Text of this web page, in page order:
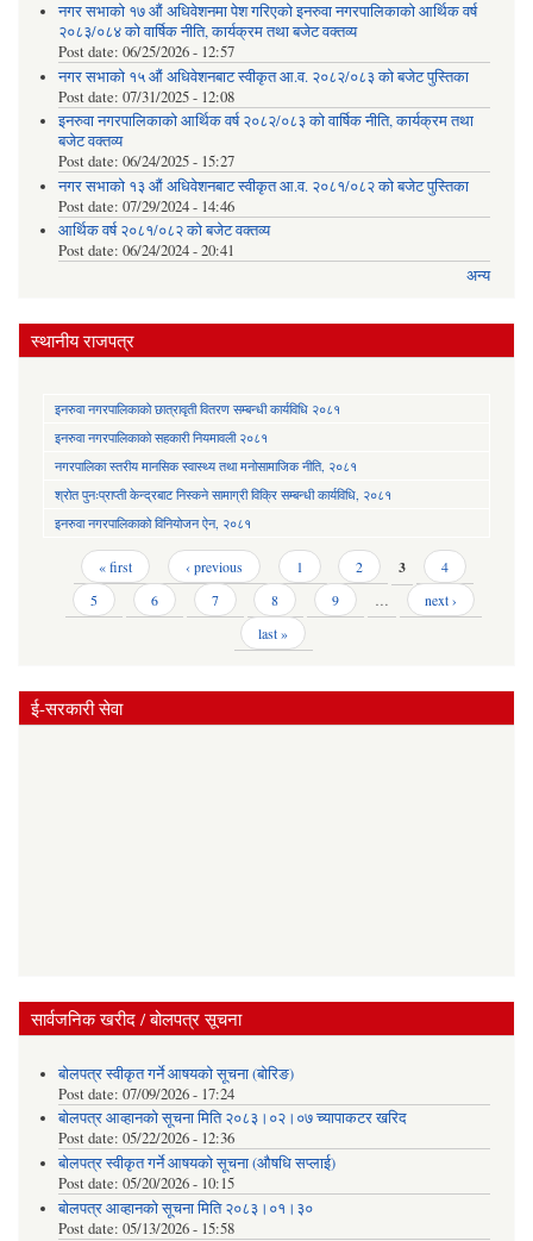
नगर सभाको १७ औं अधिवेशनमा पेश गरिएको इनरुवा नगरपालिकाको आर्थिक वर्ष
२०८३/०८४ को वार्षिक नीति, कार्यक्रम तथा बजेट वक्तव्य
Post date: 06/25/2026 - 12:57
नगर सभाको १५ औं अधिवेशनबाट स्वीकृत आ.व. २०८२/०८३ को बजेट पुस्तिका
Post date: 07/31/2025 - 12:08
इनरुवा नगरपालिकाको आर्थिक वर्ष २०८२/०८३ को वार्षिक नीति, कार्यक्रम तथा
बजेट वक्तव्य
Post date: 06/24/2025 - 15:27
नगर सभाको १३ औं अधिवेशनबाट स्वीकृत आ.व. २०८१/०८२ को बजेट पुस्तिका
Post date: 07/29/2024 - 14:46
आर्थिक वर्ष २०८१/०८२ को बजेट वक्तव्य
Post date: 06/24/2024 - 20:41
अन्य
स्थानीय राजपत्र
इनरुवा नगरपालिकाको छात्रावृती वितरण सम्बन्धी कार्यविधि २०८१
इनरुवा नगरपालिकाको सहकारी नियमावली २०८१
नगरपालिका स्तरीय मानसिक स्वास्थ्य तथा मनोसामाजिक नीति, २०८१
श्रोत पुनःप्राप्ती केन्द्रबाट निस्कने सामाग्री विक्रि सम्बन्धी कार्यविधि, २०८१
इनरुवा नगरपालिकाको विनियोजन ऐन, २०८१
Pages « first ‹ previous 1 2 3
4
5
6 7 8 9 …
next ›
last »
ई-सरकारी सेवा
सार्वजनिक खरीद / बोलपत्र सूचना
बोलपत्र स्वीकृत गर्ने आषयको सूचना (बोरिङ)
Post date: 07/09/2026 - 17:24
बोलपत्र आव्हानको सूचना मिति २०८३।०२।०७ च्यापाकटर खरिद
Post date: 05/22/2026 - 12:36
बोलपत्र स्वीकृत गर्ने आषयको सूचना (औषधि सप्लाई)
Post date: 05/20/2026 - 10:15
बोलपत्र आव्हानको सूचना मिति २०८३।०१।३०
Post date: 05/13/2026 - 15:58